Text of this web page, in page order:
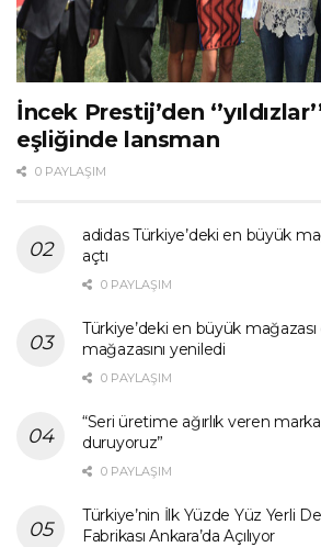
İncek Prestij’den
eşliğinde lansman
0 PAYLAŞIM
adidas Türkiye’deki en büyük
açtı
0 PAYLAŞIM
Türkiye’deki en büyük mağazası
mağazasını yeniledi
0 PAYLAŞIM
“Seri üretime ağırlık veren
duruyoruz”
0 PAYLAŞIM
Türkiye’nin İlk Yüzde Yüz Yerli
Fabrikası Ankara’da Açılıyor